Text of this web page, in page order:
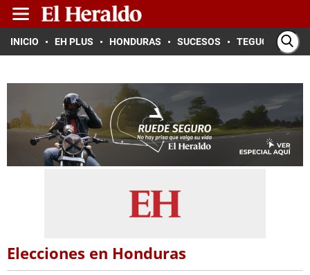
INICIO EH PLUS HONDURAS SUCESOS TEGUCIGALPA
Elecciones en Honduras